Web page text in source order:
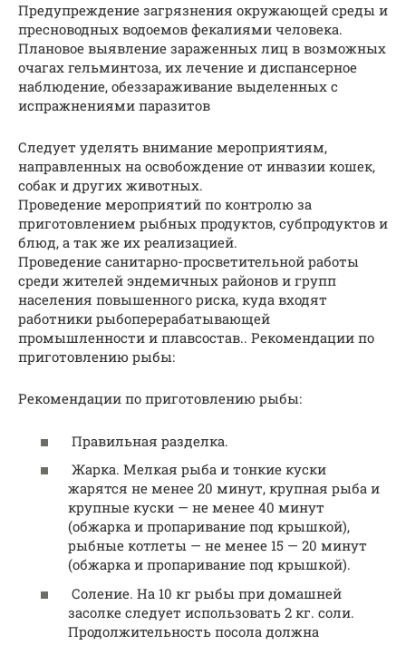
Предупреждение загрязнения окружающей среды и
пресноводных водоемов фекалиями человека.
Плановое выявление зараженных лиц в возможных
очагах гельминтоза, их лечение и диспансерное
наблюдение, обеззараживание выделенных с
испражнениями паразитов
Следует уделять внимание мероприятиям,
направленных на освобождение от инвазии кошек,
собак и других животных.
Проведение мероприятий по контролю за
приготовлением рыбных продуктов, субпродуктов и
блюд, а так же их реализацией.
Проведение санитарно-просветительной работы
среди жителей эндемичных районов и групп
населения повышенного риска, куда входят
работники рыбоперерабатывающей
промышленности и плавсостав.. Рекомендации по
приготовлению рыбы:
Рекомендации по приготовлению рыбы:
Правильная разделка.
Жарка. Мелкая рыба и тонкие куски
жарятся не менее 20 минут, крупная рыба и
крупные куски — не менее 40 минут
(обжарка и пропаривание под крышкой),
рыбные котлеты — не менее 15 — 20 минут
(обжарка и пропаривание под крышкой).
Соление. На 10 кг рыбы при домашней
засолке следует использовать 2 кг. соли.
Продолжительность посола должна